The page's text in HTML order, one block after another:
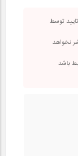
توسط
نخواهد
باشد